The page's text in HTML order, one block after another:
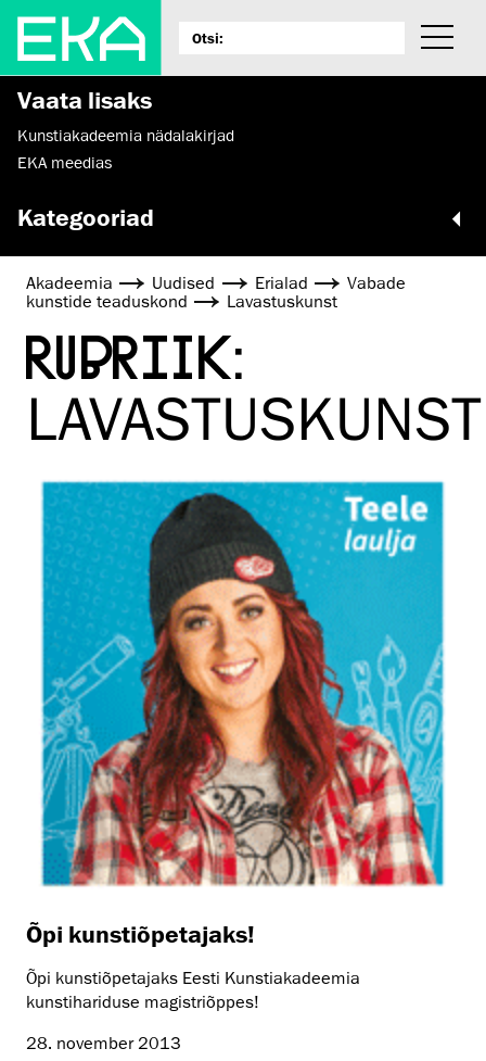
Vaata lisaks
Kunstiakadeemia nädalakirjad
EKA meedias
Kategooriad
Akadeemia Uudised Erialad
Vabade
kunstide teaduskond
Lavastuskunst
RUBRIIK:
LAVASTUSKUNST
Õpi kunstiõpetajaks!
Õpi kunstiõpetajaks Eesti Kunstiakadeemia
kunstihariduse magistriõppes!
28. november 2013